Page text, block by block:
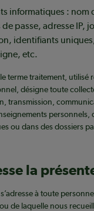
informatiques : nom
passe, adresse IP,
identifiants
etc.
terme traitement, utilisé
désigne toute
transmission,
personnels,
ou dans des dossiers
la
à toute
de laquelle nous